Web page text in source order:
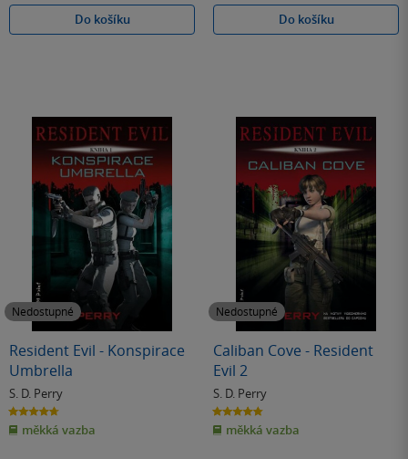
Do košíku
Do košíku
Nedostupné
Resident Evil - Konspirace
Umbrella
S. D. Perry
4.7
z
5
hvězdiček
měkká vazba
Nedostupné
Caliban Cove - Resident
Evil 2
S. D. Perry
4.8
z
5
hvězdiček
měkká vazba